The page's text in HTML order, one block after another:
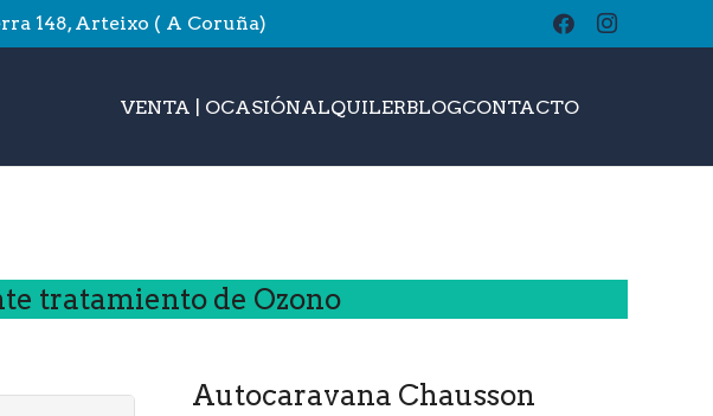
148, Arteixo ( A Coruña)
VENTA | OCASIÓNALQUILERBLOGCONTACTObuscar
tratamiento de Ozono
Autocaravana Chausson